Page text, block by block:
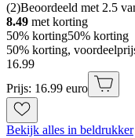
(2)Beoordeeld met 2.5
8.49 met korting
50% korting50% korting
50% korting,
16.99
Prijs: 16.99 euro
Bekijk alles in beldrukker